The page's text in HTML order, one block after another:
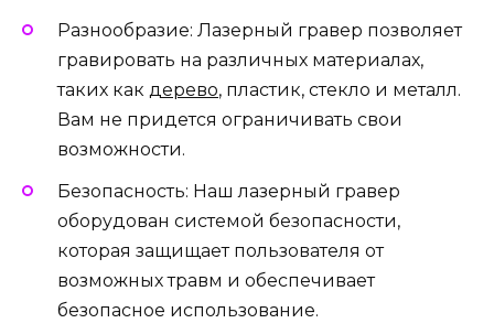
Разнообразие: Лазерный гравер позволяет
гравировать на различных материалах,
таких как дерево, пластик, стекло и металл.
Вам не придется ограничивать свои
возможности.
Безопасность: Наш лазерный гравер
оборудован системой безопасности,
которая защищает пользователя от
возможных травм и обеспечивает
безопасное использование.